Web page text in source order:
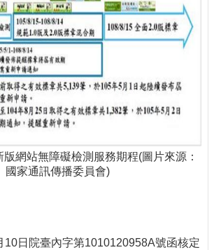
網站無障礙檢測服務期程(圖片來源：
國家通訊傳播委員會)
10日院臺內字第1010120958A號函核定